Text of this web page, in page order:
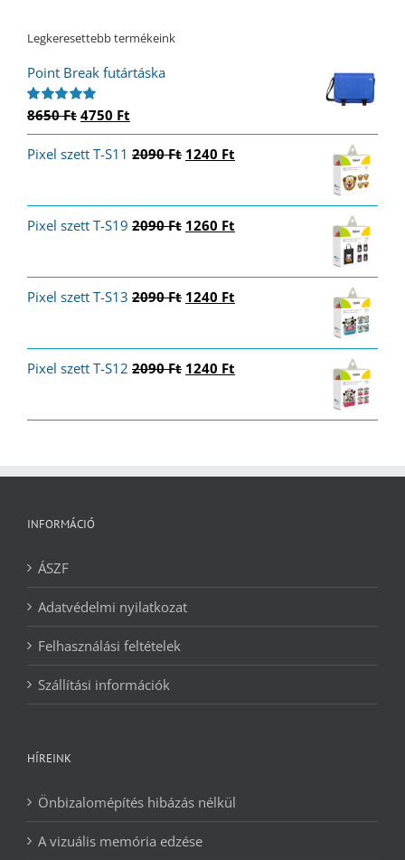
Legkeresettebb termékeink
Point Break futártáska
Értékelés:
8650Ft Original
price
was:
4750 Ft
price
is:
Pixel szett T-S11 2090Ft Original
1240 Ft
Pixel szett T-S19 2090Ft Original
1260 Ft
Pixel szett T-S13 2090Ft Original
1240 Ft
Pixel szett T-S12 2090Ft Original
1240 Ft
INFORMÁCIÓ
ÁSZF
Adatvédelmi nyilatkozat
Felhasználási feltételek
Szállítási információk
HÍREINK
Önbizalomépítés hibázás nélkül
A vizuális memória edzése